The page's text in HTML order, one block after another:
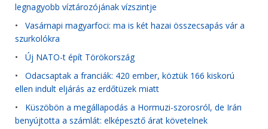
legnagyobb víztározójának vízszintje
• Vasárnapi magyarfoci: ma is két hazai összecsapás vár a
szurkolókra
• Új NATO-t épít Törökország
• Odacsaptak a franciák: 420 ember, köztük 166 kiskorú
ellen indult eljárás az erdőtüzek miatt
• Küszöbön a megállapodás a Hormuzi-szorosról, de Irán
benyújtotta a számlát: elképesztő árat követelnek